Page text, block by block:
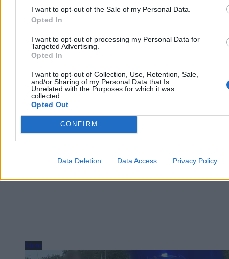
I want to opt-out of the Sale of my Personal Data.
Opted In
I want to opt-out of processing my Personal Data for
Targeted Advertising.
Opted In
I want to opt-out of Collection, Use, Retention, Sale,
and/or Sharing of my Personal Data that Is
Unrelated with the Purposes for which it was
collected.
Opted Out
CONFIRM
Data Deletion Data Access Privacy Policy
„Prędkość”. Na drogach pojawi się więcej patroli, radiowozów z
wideorejestratorami i funkcjonariuszy z grup Speed. Kontrole mają
koncentrować się na zbyt szybkiej jeździe, ale mandat może grozić
Piotr Rodzik
07.08.2026
Reklama
Moto